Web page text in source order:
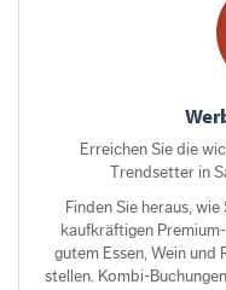
Erreichen Sie die
Trendsetter in
Finden Sie heraus,
kaufkräftigen
gutem Essen, Wein und
stellen. Kombi-